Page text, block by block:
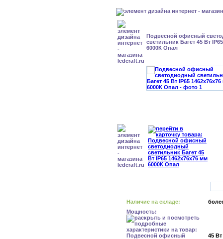
Подвесной офисный
светильник Багет 45 Вт
6000К Опал
Наличие на складе:
Мощность:
45 Вт